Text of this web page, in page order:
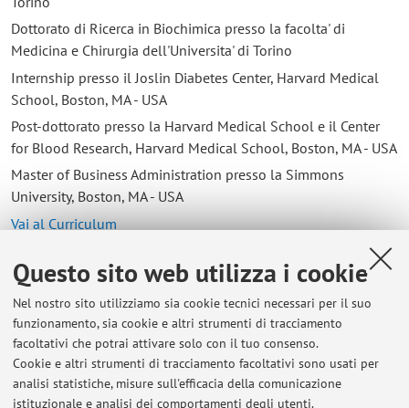
Questo sito web utilizza i cookie
Nel nostro sito utilizziamo sia cookie tecnici necessari per il suo
funzionamento, sia cookie e altri strumenti di tracciamento
facoltativi che potrai attivare solo con il tuo consenso.
Cookie e altri strumenti di tracciamento facoltativi sono usati per
analisi statistiche, misure sull'efficacia della comunicazione
istituzionale e analisi dei comportamenti degli utenti.
Dottorato di Ricerca in Biochimica presso la facolta' di
Medicina e Chirurgia dell'Universita' di Torino
Internship presso il Joslin Diabetes Center, Harvard Medical
School, Boston, MA - USA
Post-dottorato presso la Harvard Medical School e il Center
for Blood Research, Harvard Medical School, Boston, MA - USA
Master of Business Administration presso la Simmons
University, Boston, MA - USA
Vai al Curriculum
Contatti
E-mail: clarissa.ceruti@unibo.it
Dipartimento di Farmacia e Biotecnologie